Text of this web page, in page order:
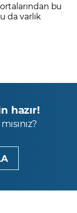
bu
da varlık
hazır!